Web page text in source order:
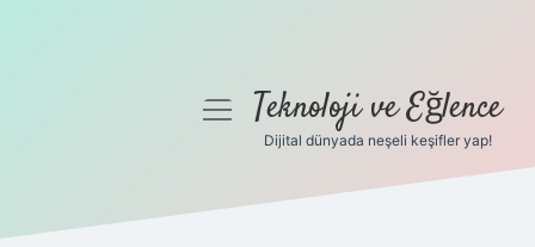
Gizlilik Politikası
menüyüTeknoloji ve Eğlence
Dijital dünyada neşeli keşifler yap!